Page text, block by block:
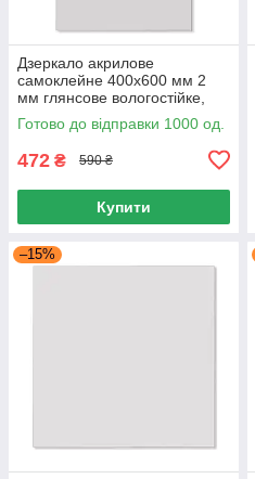
Дзеркало акрилове
самоклейне 400х600 мм 2
мм глянсове вологостійке,
Дзеркало самоклейне
400х600 мм
Готово до відправки 1000 од.
472 ₴ 590 ₴
Купити
–15%